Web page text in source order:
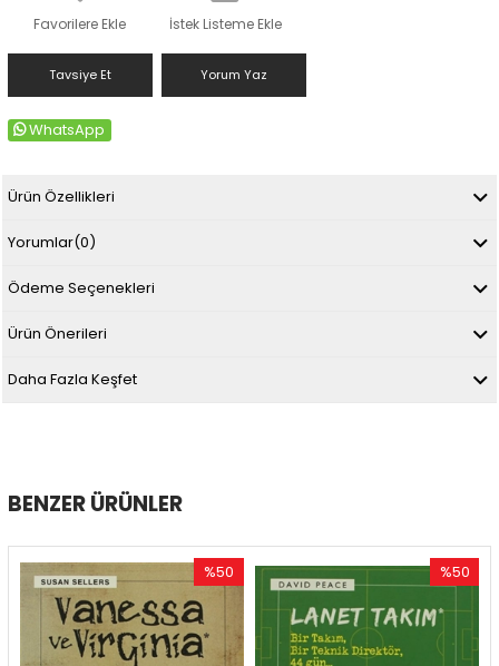
Favorilere Ekle İstek Listeme Ekle
Tavsiye Et Yorum Yaz
WhatsApp
Ürün Özellikleri
Yorumlar(0)
Ödeme Seçenekleri
Ürün Önerileri
Daha Fazla Keşfet
BENZER ÜRÜNLER
İndirim
%50İndirim
%50
%50İndirim